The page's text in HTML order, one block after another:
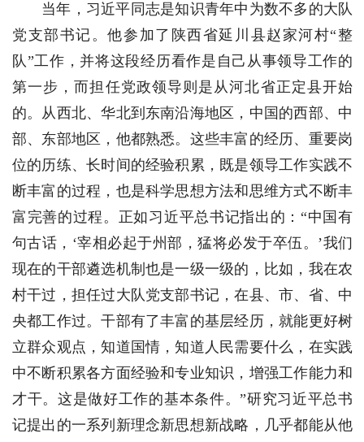
当年，习近平同志是知识青年中为数不多的大队
党支部书记。他参加了陕西省延川县赵家河村“整
队”工作，并将这段经历看作是自己从事领导工作的
第一步，而担任党政领导则是从河北省正定县开始
的。从西北、华北到东南沿海地区，中国的西部、中
部、东部地区，他都熟悉。这些丰富的经历、重要岗
位的历练、长时间的经验积累，既是领导工作实践不
断丰富的过程，也是科学思想方法和思维方式不断丰
富完善的过程。正如习近平总书记指出的：“中国有
句古话，‘宰相必起于州部，猛将必发于卒伍。’我们
现在的干部遴选机制也是一级一级的，比如，我在农
村干过，担任过大队党支部书记，在县、市、省、中
央都工作过。干部有了丰富的基层经历，就能更好树
立群众观点，知道国情，知道人民需要什么，在实践
中不断积累各方面经验和专业知识，增强工作能力和
才干。这是做好工作的基本条件。”研究习近平总书
记提出的一系列新理念新思想新战略，几乎都能从他